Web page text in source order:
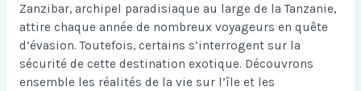
Zanzibar, archipel paradisiaque au large de la Tanzanie,
attire chaque année de nombreux voyageurs en quête
d’évasion. Toutefois, certains s’interrogent sur la
sécurité de cette destination exotique. Découvrons
ensemble les réalités de la vie sur l’île et les